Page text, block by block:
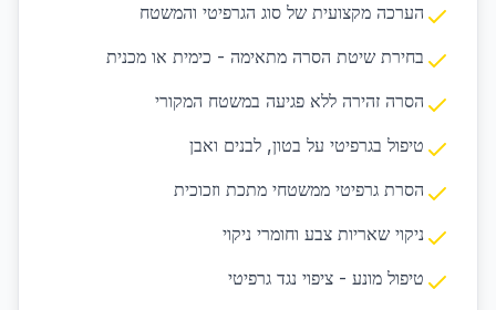
הערכה מקצועית של סוג הגרפיטי והמשטח
בחירת שיטת הסרה מתאימה - כימית או מכנית
הסרה זהירה ללא פגיעה במשטח המקורי
טיפול בגרפיטי על בטון, לבנים ואבן
הסרת גרפיטי ממשטחי מתכת וזכוכית
ניקוי שאריות צבע וחומרי ניקוי
טיפול מונע - ציפוי נגד גרפיטי